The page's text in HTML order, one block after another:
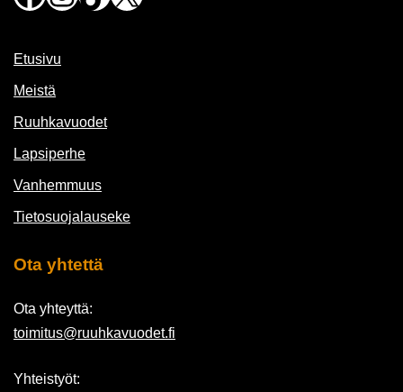
Etusivu
Meistä
Ruuhkavuodet
Lapsiperhe
Vanhemmuus
Tietosuojalauseke
Ota yhtettä
Ota yhteyttä:
toimitus@ruuhkavuodet.fi
Yhteistyöt: